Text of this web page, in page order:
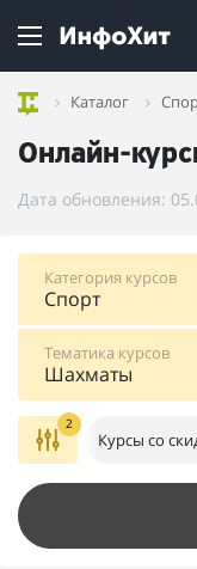
Каталог
Онлайн-
Дата обновления:
Спорт
Категория курсов
Шахматы
Тематика курсов
2
Курсы со